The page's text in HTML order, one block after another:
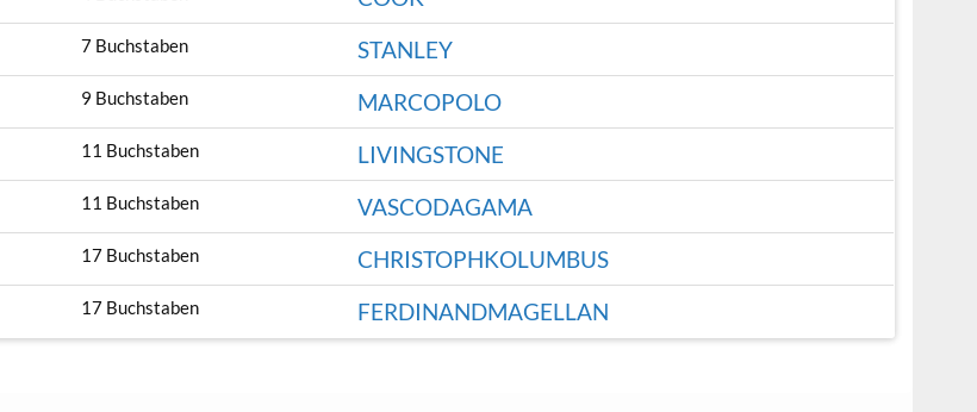
7 Buchstaben
STANLEY
9 Buchstaben
MARCOPOLO
11 Buchstaben
LIVINGSTONE
11 Buchstaben
VASCODAGAMA
17 Buchstaben
CHRISTOPHKOLUMBUS
17 Buchstaben FERDINANDMAGELLAN